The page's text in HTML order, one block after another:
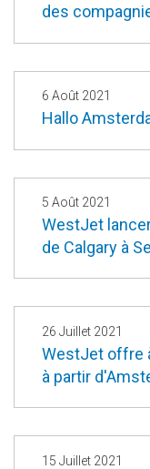
des
6 Août 2021
Hallo
5 Août 2021
WestJet
de Calgary à
26 Juillet 2021
WestJet offre
à partir
15 Juillet 2021